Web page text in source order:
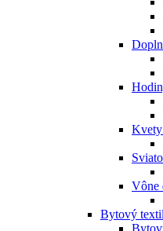
Kvety
Vône
Bytový textil